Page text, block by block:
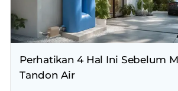
Perhatikan 4 Hal Ini Sebelum
Tandon Air